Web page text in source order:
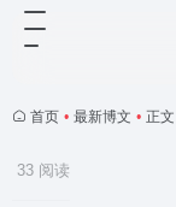
首页 • 最新博文 • 正文
33 阅读